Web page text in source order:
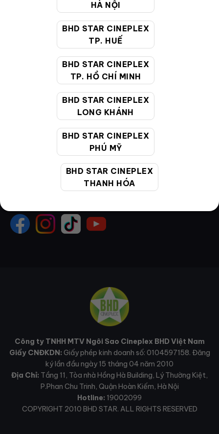
HÀ NỘI
BHD STAR CINEPLEX
TP. HUẾ
BHD STAR CINEPLEX
TP. HỒ CHÍ MINH
BHD STAR CINEPLEX
LONG KHÁNH
BHD STAR CINEPLEX
PHÚ MỸ
BHD STAR CINEPLEX
THANH HÓA
Quy định và chính sách chung
Chính sách bảo vệ thông tin cá nhân của người tiêu
CHĂM SÓC KHÁCH HÀNG
19002099
9:00 - 22:00 (Tất cả các ngày bao
gồm cả Lễ, Tết)
cskh@bhdstar.vn
Công ty TNHH MTV Ngôi Sao Cineplex BHD Việt Nam
Giấy CNĐKDN: Giấy phép kinh doanh số: 0104597158. Đăng
ký lần đầu ngày 15 tháng 04 năm 2010
Địa Chỉ: Tầng 11, Tòa nhà Hồng Hà Building, Lý Thường Kiệt,
P.Phan Chu Trinh, Quận Hoàn Kiếm, Hà Nội
Hotline: 19002099
COPYRIGHT 2010 BHD STAR. ALL RIGHTS RESERVED